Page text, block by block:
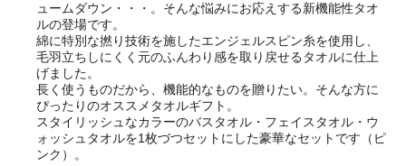
ュームダウン・・・。そんな悩みにお応えする新機能性タオ
ルの登場です。
綿に特別な撚り技術を施したエンジェルスピン糸を使用し、
毛羽立ちしにくく元のふんわり感を取り戻せるタオルに仕上
げました。
長く使うものだから、機能的なものを贈りたい。そんな方に
ぴったりのオススメタオルギフト。
スタイリッシュなカラーのバスタオル・フェイスタオル・ウ
ォッシュタオルを1枚づつセットにした豪華なセットです（ピ
ンク）。